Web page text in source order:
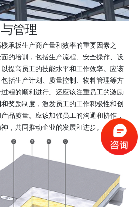
管理
承板生产商产量和效率的重要因素之
的培训，包括生产流程、安全操作、设
提高员工的技能水平和工作效率。应该
括生产计划、质量控制、物料管理等方
程的顺利进行。还应该注重员工的激励
奖励制度，激发员工的工作积极性和创
品质量。应该加强员工的沟通和协作，
，共同推动企业的发展和进步。